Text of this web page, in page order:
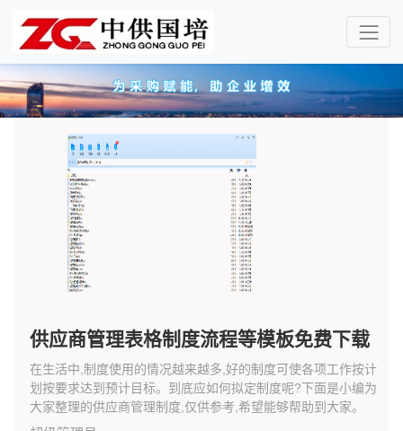
供应商管理表格制度流程等模板免费下载
在生活中,制度使用的情况越来越多,好的制度可使各项工作按计
划按要求达到预计目标。到底应如何拟定制度呢?下面是小编为
大家整理的供应商管理制度,仅供参考,希望能够帮助到大家。